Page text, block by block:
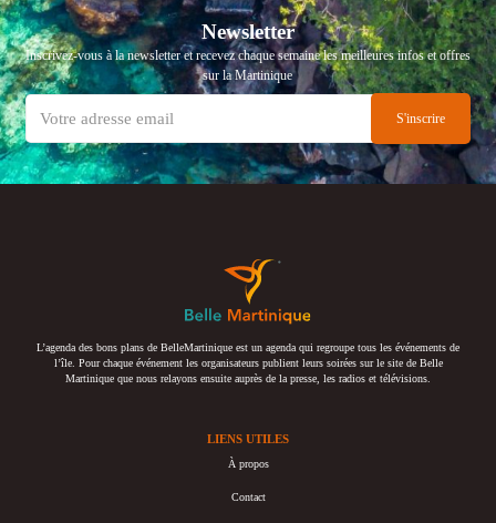
Newsletter
Inscrivez-vous à la newsletter et recevez chaque semaine les meilleures infos et offres
sur la Martinique
L’agenda des bons plans de BelleMartinique est un agenda qui regroupe tous les événements de
l’île. Pour chaque événement les organisateurs publient leurs soirées sur le site de Belle
Martinique que nous relayons ensuite auprès de la presse, les radios et télévisions.
LIENS UTILES
À propos
Contact